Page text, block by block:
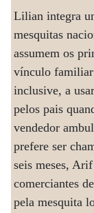
Lilian integra
mesquitas
assumem os
vínculo
inclusive, a
pelos pais
vendedor
prefere ser
seis meses,
comerciantes
pela mesquita